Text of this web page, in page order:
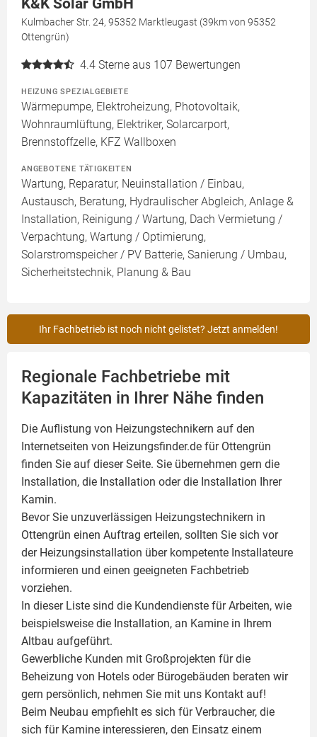
K&K Solar GmbH
Kulmbacher Str. 24, 95352 Marktleugast (39km von 95352
Ottengrün)
4.4 Sterne aus 107 Bewertungen
HEIZUNG SPEZIALGEBIETE
Wärmepumpe, Elektroheizung, Photovoltaik,
Wohnraumlüftung, Elektriker, Solarcarport,
Brennstoffzelle, KFZ Wallboxen
ANGEBOTENE TÄTIGKEITEN
Wartung, Reparatur, Neuinstallation / Einbau,
Austausch, Beratung, Hydraulischer Abgleich, Anlage &
Installation, Reinigung / Wartung, Dach Vermietung /
Verpachtung, Wartung / Optimierung,
Solarstromspeicher / PV Batterie, Sanierung / Umbau,
Sicherheitstechnik, Planung & Bau
Ihr Fachbetrieb ist noch nicht gelistet? Jetzt anmelden!
Regionale Fachbetriebe mit
Kapazitäten in Ihrer Nähe finden
Die Auflistung von Heizungstechnikern auf den
Internetseiten von Heizungsfinder.de für Ottengrün
finden Sie auf dieser Seite. Sie übernehmen gern die
Installation, die Installation oder die Installation Ihrer
Kamin.
Bevor Sie unzuverlässigen Heizungstechnikern in
Ottengrün einen Auftrag erteilen, sollten Sie sich vor
der Heizungsinstallation über kompetente Installateure
informieren und einen geeigneten Fachbetrieb
vorziehen.
In dieser Liste sind die Kundendienste für Arbeiten, wie
beispielsweise die Installation, an Kamine in Ihrem
Altbau aufgeführt.
Gewerbliche Kunden mit Großprojekten für die
Beheizung von Hotels oder Bürogebäuden beraten wir
gern persönlich, nehmen Sie mit uns Kontakt auf!
Beim Neubau empfiehlt es sich für Verbraucher, die
sich für Kamine interessieren, den Einsatz einem